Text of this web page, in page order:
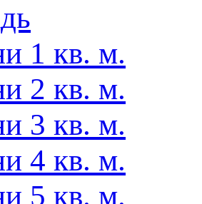
1 кв. м.
2 кв. м.
3 кв. м.
4 кв. м.
5 кв. м.